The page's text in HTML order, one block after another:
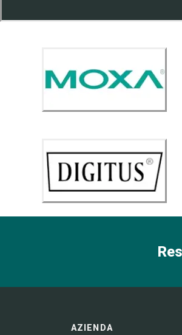
AZIENDA